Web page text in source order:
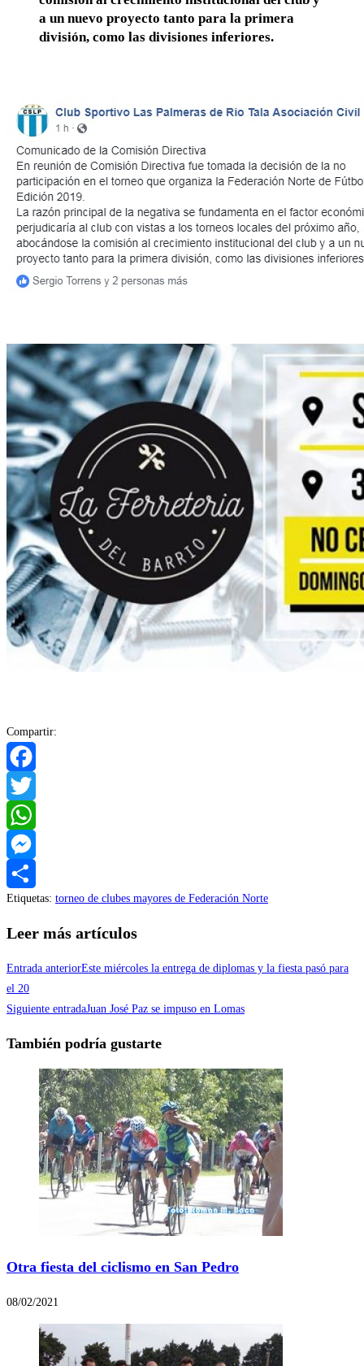
a un nuevo proyecto tanto para la primera
división, como las divisiones inferiores.
Compartir:
Facebook
Twitter
WhatsApp
Messenger
Compartir
Etiquetas: torneo de clubes mayores de Federación Norte
Leer más artículos
Entrada anteriorEste miércoles la entrega de diplomas y la fiesta pasó para
el 20
Siguiente entradaJuan José Paz se impuso en Lomas
También podría gustarte
Otra fiesta del ciclismo en San Pedro
08/02/2021